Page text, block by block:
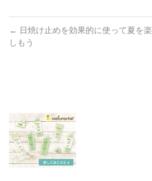
← 日焼け止めを効果的に使って夏を楽
しもう